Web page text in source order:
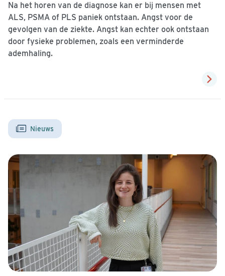
Na het horen van de diagnose kan er bij mensen met
ALS, PSMA of PLS paniek ontstaan. Angst voor de
gevolgen van de ziekte. Angst kan echter ook ontstaan
door fysieke problemen, zoals een verminderde
ademhaling.
Nieuws